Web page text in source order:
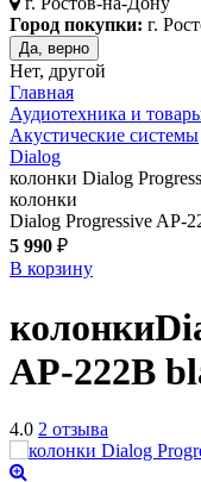
Город покупки: г.
Да, верно
Нет, другой
Главная
Аудиотехника и
Акустические системы
Dialog
колонки Dialog
колонки
Dialog Progressive AP-
5 990 ₽
В корзину
колонки
AP-222B
4.0 2 отзыва